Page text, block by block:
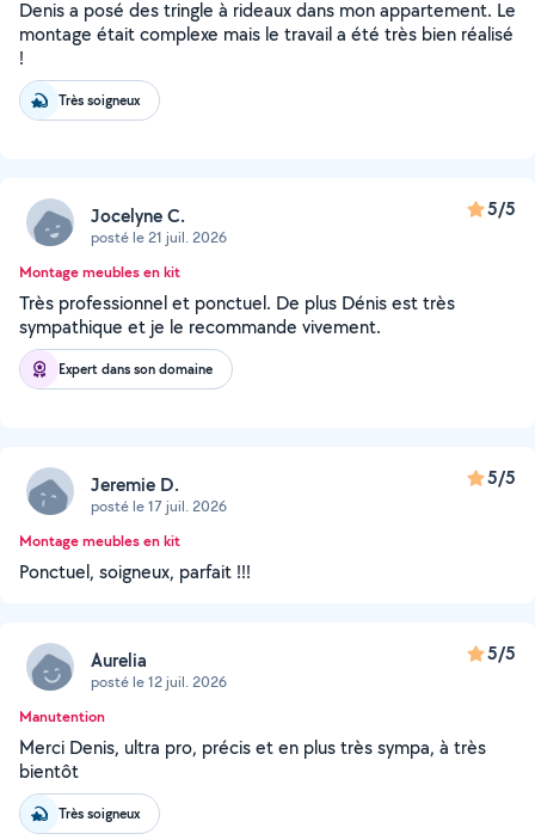
Denis a posé des tringle à rideaux dans mon appartement. Le
montage était complexe mais le travail a été très bien réalisé
!
Très soigneux
Jocelyne C.
posté le 21 juil. 2026
5/5
Montage meubles en kit
Très professionnel et ponctuel. De plus Dénis est très
sympathique et je le recommande vivement.
Expert dans son domaine
Jeremie D.
posté le 17 juil. 2026
5/5
Montage meubles en kit
Ponctuel, soigneux, parfait !!!
Aurelia
posté le 12 juil. 2026
5/5
Manutention
Merci Denis, ultra pro, précis et en plus très sympa, à très
bientôt
Très soigneux